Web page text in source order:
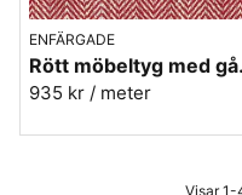
ENFÄRGADE
Rött
935 kr / meter
Visar 1-